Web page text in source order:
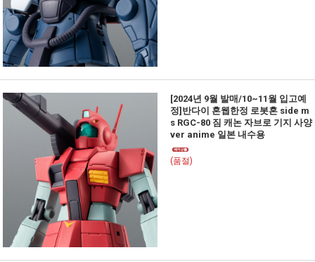
[2024년 9월 발매/10~11월 입고예
정]반다이 혼웹한정 로봇혼 side m
s RGC-80 짐 캐논 자브로 기지 사양
ver anime 일본 내수용
(품절)